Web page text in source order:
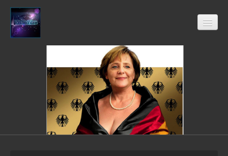
Stöverstuuv´s Klöndöör
Freimaurer
Archiv 2020 - 2015